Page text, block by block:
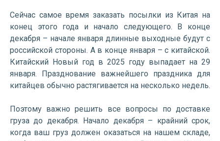
Сейчас самое время заказать посылки из Китая на
конец этого года и начало следующего. В конце
декабря – начале января длинные выходные будут с
российской стороны. А в конце января – с китайской.
Китайский Новый год в 2025 году выпадает на 29
января. Празднование важнейшего праздника для
китайцев обычно растягивается на несколько недель.
Поэтому важно решить все вопросы по доставке
груза до декабря. Начало декабря – крайний срок,
когда ваш груз должен оказаться на нашем складе,